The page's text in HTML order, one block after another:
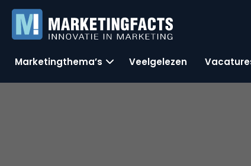
Marketingthema’s Veelgelezen